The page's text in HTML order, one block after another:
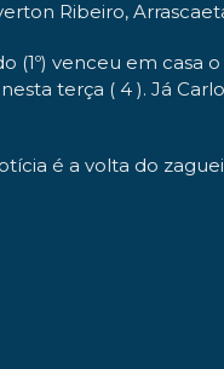
Ribeiro,
venceu em casa
terça ( 4 ). Já
é a volta do